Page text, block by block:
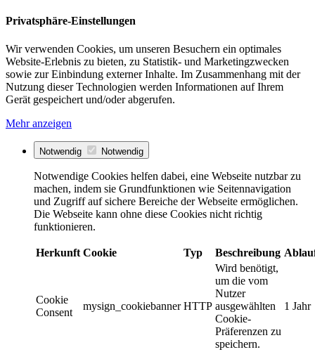
Privatsphäre-Einstellungen
Wir verwenden Cookies, um unseren Besuchern ein optimales
Website-Erlebnis zu bieten, zu Statistik- und Marketingzwecken
sowie zur Einbindung externer Inhalte. Im Zusammenhang mit der
Nutzung dieser Technologien werden Informationen auf Ihrem
Gerät gespeichert und/oder abgerufen.
Mehr anzeigen
Notwendig Notwendig
Notwendige Cookies helfen dabei, eine Webseite nutzbar zu
machen, indem sie Grundfunktionen wie Seitennavigation
und Zugriff auf sichere Bereiche der Webseite ermöglichen.
Die Webseite kann ohne diese Cookies nicht richtig
funktionieren.
Herkunft Cookie Typ Beschreibung
Cookie
Consent
mysign_cookiebanner HTTP
Wird benötigt,
um die vom
Nutzer
ausgewählten
Cookie-
Präferenzen zu
speichern.
1 Jahr